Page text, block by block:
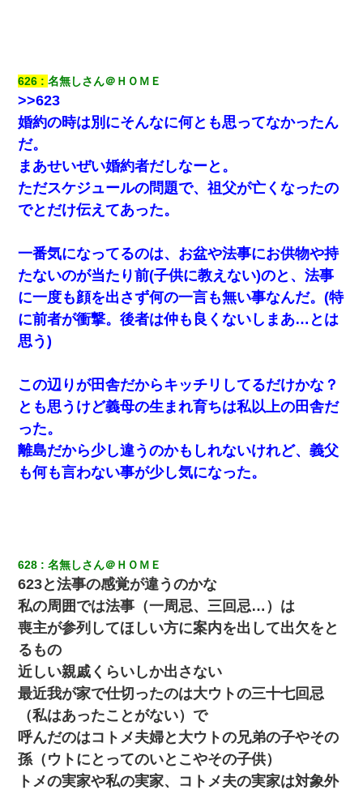
【クズ】昔、兄がお見合いして「ブスすぎｗｗｗ」と断った女性
が、兄の同級生と結婚。それを知った兄は荒れ狂い、｢嫁さん、俺
のお古ですが気分はどう？」とメールを送った→
私『貯金貯まったし、やっと家建てられるね！』夫「実家を二世
帯住宅にした。それに貯金使った」→私『離婚しよう』夫「え
っ」私『使った貯金はあげるから』→すると…
友人「酒の勢いで女先輩をホテルに連れ込んだｗｗｗｗｗ」俺
私「まとめ買いして冷凍ストックしてる」Ａ「ずるい！クレク
レ！」私「なんでよ」Ａ「ケーチ！バーカ！」→ 後日、Ａ旦那が
凸してきた
【衝撃】職場に入って来た綺麗な新人さんに職場を案内すること
に → 新人「ドンッ！」私「！？」→ 突然、突き飛ばされて左手
小2の頃、妹と昼寝してたら家が火事になってて気づくと逃げ場が
なかった。妹を抱き締めて「ﾀﾋんじゃうよ」って泣いてたら…
隣の部屋の住民の母親、オートロックを突破してマンションに入
り込んできたみたいで、ずっとドアの前で喚いてて滅茶苦茶うる
さかった。
とっさに女児を捕まえたら変質者扱いされた。母親「あっち行っ
てよ！気持ち悪い！（ｼｯｼｯ」→ 後日、俺を見つけた母親がすっ飛
んできて・・・
結婚生活10ヶ月目で嫁から一方的に「もう冷めた」と離婚切り出
された
【唖然】帰宅したら旦那のスポーツカーが消えていた。警察『目
立つし、すぐ見つかるかもしれません』→ 数時間後・・警察『××
さんご存じですか？』
【ワロタ】姉から「肉食系14才、乳丸出し、毛はうっすら生えか
け」というタイトルで画像が送られてきた
626 名無しさん＠ＨＯＭＥ
>>623
婚約の時は別にそんなに何とも思ってなかったん
だ。
まあせいぜい婚約者だしなーと。
ただスケジュールの問題で、祖父が亡くなったの
でとだけ伝えてあった。
一番気になってるのは、お盆や法事にお供物や持
たないのが当たり前(子供に教えない)のと、法事
に一度も顔を出さず何の一言も無い事なんだ。(特
に前者が衝撃。後者は仲も良くないしまあ…とは
思う)
この辺りが田舎だからキッチリしてるだけかな？
とも思うけど義母の生まれ育ちは私以上の田舎だ
った。
離島だから少し違うのかもしれないけれど、義父
も何も言わない事が少し気になった。
628 名無しさん＠ＨＯＭＥ
623と法事の感覚が違うのかな
私の周囲では法事（一周忌、三回忌…）は
喪主が参列してほしい方に案内を出して出欠をと
るもの
近しい親戚くらいしか出さない
最近我が家で仕切ったのは大ウトの三十七回忌
（私はあったことがない）で
呼んだのはコトメ夫婦と大ウトの兄弟の子やその
孫（ウトにとってのいとこやその子供）
トメの実家や私の実家、コトメ夫の実家は対象外